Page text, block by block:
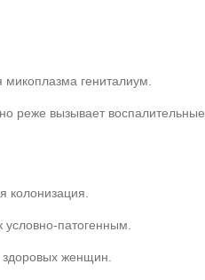
микоплазма гениталиум.
реже вызывает воспалительные
колонизация.
патогенным.
здоровых женщин.